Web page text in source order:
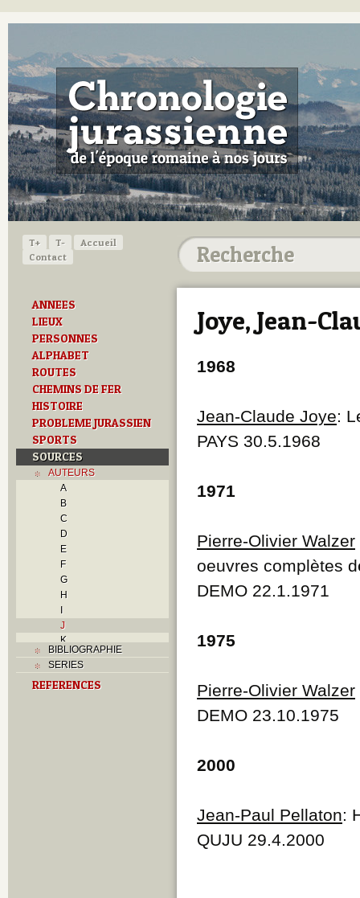
T+ T-
Accueil
Contact
ANNEES
LIEUX
PERSONNES
ALPHABET
ROUTES
CHEMINS DE FER
HISTOIRE
PROBLEME JURASSIEN
SPORTS
SOURCES
AUTEURS
A
B
C
D
E
F
G
H
I
J
K
L
M
N
BIBLIOGRAPHIE
SERIES
REFERENCES
Joye, Jean-
1968
Jean-Claude Joye:
PAYS 30.5.1968
1971
Pierre-Olivier Walzer
oeuvres complètes
DEMO 22.1.1971
1975
Pierre-Olivier Walzer
DEMO 23.10.1975
2000
Jean-Paul Pellaton:
QUJU 29.4.2000